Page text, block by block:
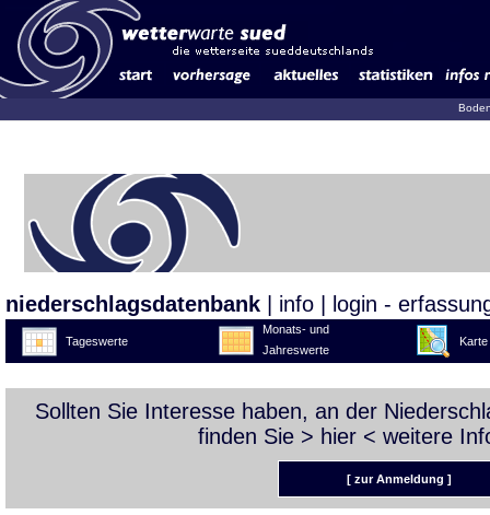
niederschlagsdatenbank info login -
Tageswerte
Monats- und
Jahreswerte
Karte
Sollten Sie Interesse haben, an der
finden Sie > hier < weitere
[ zur Anmeldung ]